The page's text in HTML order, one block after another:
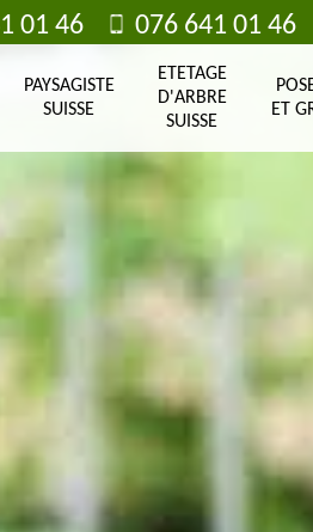
01 46 076 641 01 46
PAYSAGISTE
SUISSE
ETETAGE
D'ARBRE
SUISSE
ET